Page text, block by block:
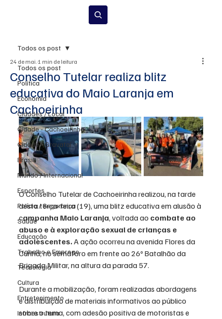
Todos os post
Política
Economia
Cidades / Local
Cidade - Cachoeirinha
Cidade - Gravataí
Brasil
Mundo / Internacional
Esportes
Polícia / Segurança
Saúde
Educação
Trabalho e Emprego
Tecnologia
Cultura
Entretenimento
Infraestrutura
Todos os post
Conselho Tutelar realiza blitz
educativa do Maio Laranja em
Cachoeirinha
24 de mai. 1 min de leitura
O Conselho Tutelar de Cachoeirinha realizou, na tarde
desta terça-feira (19), uma blitz educativa em alusão à
campanha Maio Laranja, voltada ao combate ao
abuso e à exploração sexual de crianças e
adolescentes. A ação ocorreu na avenida Flores da
Cunha, no semáforo em frente ao 26º Batalhão da
Brigada Militar, na altura da parada 57.
Durante a mobilização, foram realizadas abordagens
e distribuição de materiais informativos ao público
sobre o tema, com adesão positiva de motoristas e